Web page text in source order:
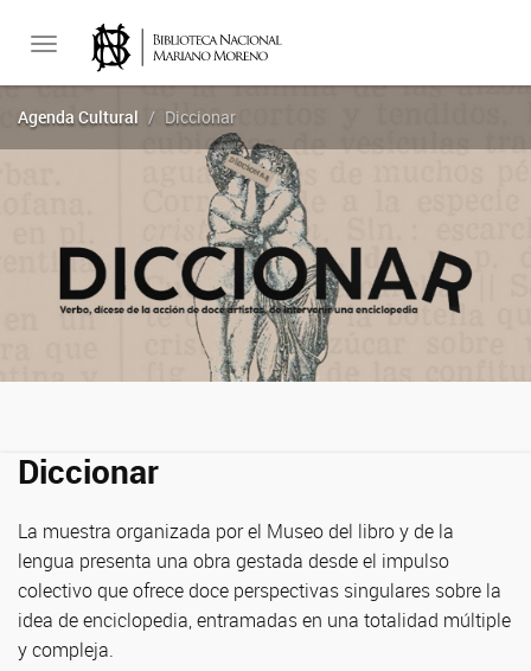
Toggle
Agenda Cultural Diccionar
Diccionar
La muestra organizada por el Museo del libro y de la
lengua presenta una obra gestada desde el impulso
colectivo que ofrece doce perspectivas singulares sobre la
idea de enciclopedia, entramadas en una totalidad múltiple
y compleja.